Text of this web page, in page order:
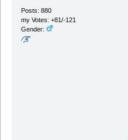
Posts: 880
my Votes: +81/-121
Gender: